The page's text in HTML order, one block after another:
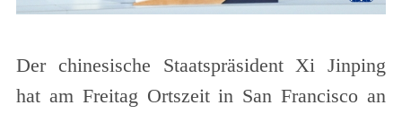
Der chinesische Staatspräsident Xi Jinping
hat am Freitag Ortszeit in San Francisco an